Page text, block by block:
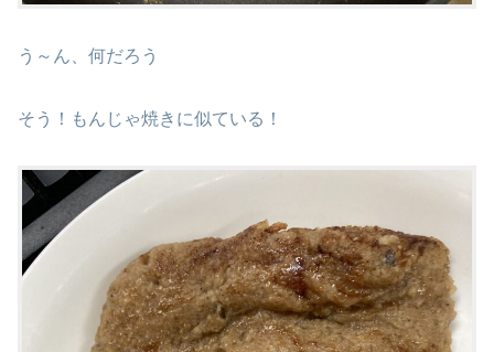
う～ん、何だろう
そう！もんじゃ焼きに似ている！